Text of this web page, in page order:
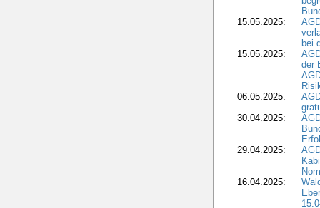
15.05.2025:
bei
15.05.2025:
der
06.05.2025:
30.04.2025:
29.04.2025:
16.04.2025: